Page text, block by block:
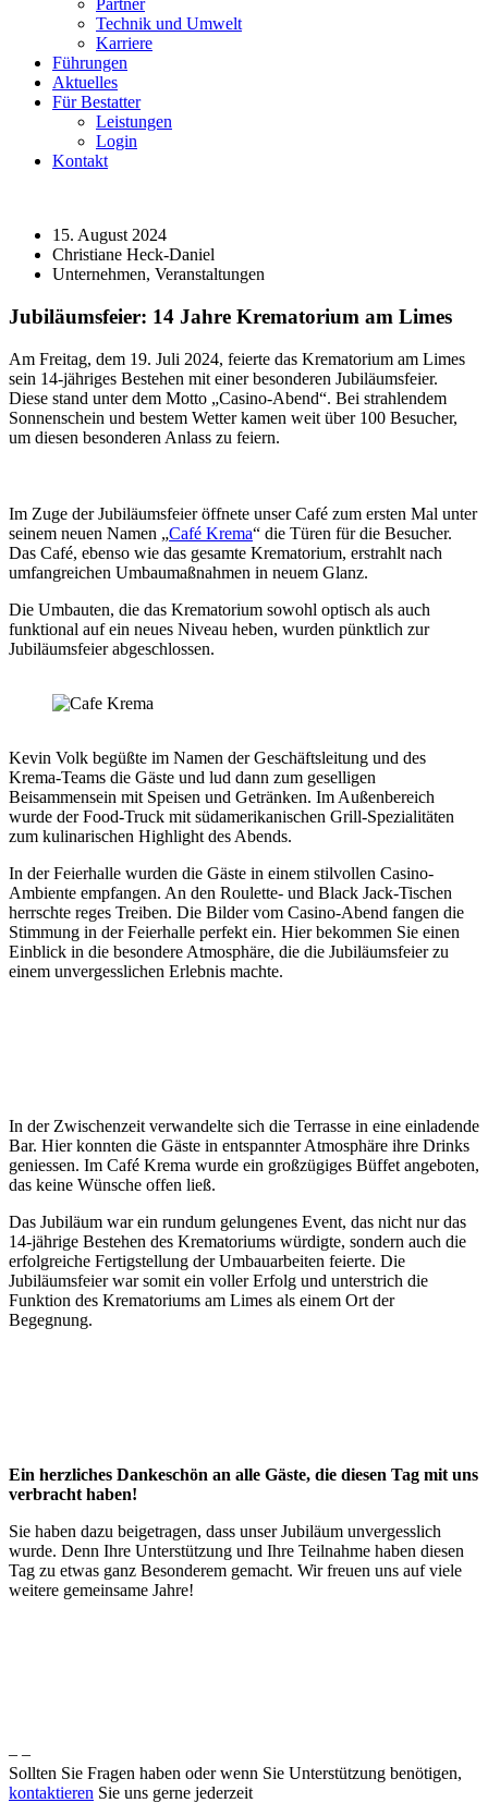
Partner
Technik und Umwelt
Karriere
Führungen
Aktuelles
Für Bestatter
Leistungen
Login
Kontakt
15. August 2024
Christiane Heck-Daniel
Unternehmen, Veranstaltungen
Jubiläumsfeier: 14 Jahre Krematorium am Limes
Am Freitag, dem 19. Juli 2024, feierte das Krematorium am Limes
sein 14-jähriges Bestehen mit einer besonderen Jubiläumsfeier.
Diese stand unter dem Motto „Casino-Abend“. Bei strahlendem
Sonnenschein und bestem Wetter kamen weit über 100 Besucher,
um diesen besonderen Anlass zu feiern.
Im Zuge der Jubiläumsfeier öffnete unser Café zum ersten Mal unter
seinem neuen Namen „Café Krema“ die Türen für die Besucher.
Das Café, ebenso wie das gesamte Krematorium, erstrahlt nach
umfangreichen Umbaumaßnahmen in neuem Glanz.
Die Umbauten, die das Krematorium sowohl optisch als auch
funktional auf ein neues Niveau heben, wurden pünktlich zur
Jubiläumsfeier abgeschlossen.
Kevin Volk begüßte im Namen der Geschäftsleitung und des
Krema-Teams die Gäste und lud dann zum geselligen
Beisammensein mit Speisen und Getränken. Im Außenbereich
wurde der Food-Truck mit südamerikanischen Grill-Spezialitäten
zum kulinarischen Highlight des Abends.
In der Feierhalle wurden die Gäste in einem stilvollen Casino-
Ambiente empfangen. An den Roulette- und Black Jack-Tischen
herrschte reges Treiben. Die Bilder vom Casino-Abend fangen die
Stimmung in der Feierhalle perfekt ein. Hier bekommen Sie einen
Einblick in die besondere Atmosphäre, die die Jubiläumsfeier zu
einem unvergesslichen Erlebnis machte.
In der Zwischenzeit verwandelte sich die Terrasse in eine einladende
Bar. Hier konnten die Gäste in entspannter Atmosphäre ihre Drinks
geniessen. Im Café Krema wurde ein großzügiges Büffet angeboten,
das keine Wünsche offen ließ.
Das Jubiläum war ein rundum gelungenes Event, das nicht nur das
14-jährige Bestehen des Krematoriums würdigte, sondern auch die
erfolgreiche Fertigstellung der Umbauarbeiten feierte. Die
Jubiläumsfeier war somit ein voller Erfolg und unterstrich die
Funktion des Krematoriums am Limes als einem Ort der
Begegnung.
Ein herzliches Dankeschön an alle Gäste, die diesen Tag mit uns
verbracht haben!
Sie haben dazu beigetragen, dass unser Jubiläum unvergesslich
wurde. Denn Ihre Unterstützung und Ihre Teilnahme haben diesen
Tag zu etwas ganz Besonderem gemacht. Wir freuen uns auf viele
weitere gemeinsame Jahre!
– –
Sollten Sie Fragen haben oder wenn Sie Unterstützung benötigen,
kontaktieren Sie uns gerne jederzeit